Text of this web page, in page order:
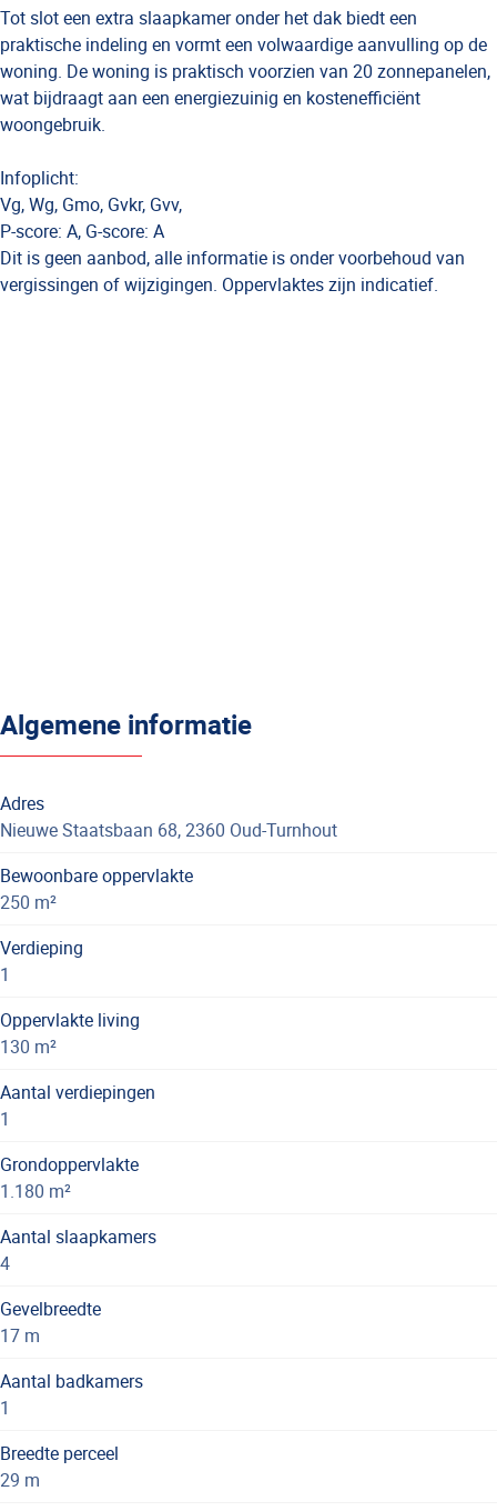
Tot slot een extra slaapkamer onder het dak biedt een
praktische indeling en vormt een volwaardige aanvulling op de
woning. De woning is praktisch voorzien van 20 zonnepanelen,
wat bijdraagt aan een energiezuinig en kostenefficiënt
woongebruik.
Infoplicht:
Vg, Wg, Gmo, Gvkr, Gvv,
P-score: A, G-score: A
Dit is geen aanbod, alle informatie is onder voorbehoud van
vergissingen of wijzigingen. Oppervlaktes zijn indicatief.
Algemene informatie
Adres
Nieuwe Staatsbaan 68, 2360 Oud-Turnhout
Bewoonbare oppervlakte
250 m²
Verdieping
1
Oppervlakte living
130 m²
Aantal verdiepingen
1
Grondoppervlakte
1.180 m²
Aantal slaapkamers
4
Gevelbreedte
17 m
Aantal badkamers
1
Breedte perceel
29 m